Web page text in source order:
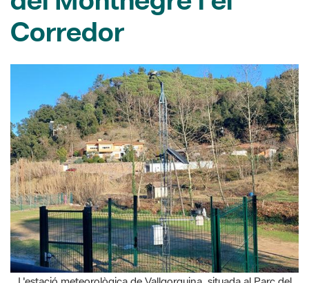
L'estació meteorològica de Vallgorguina, situada al Parc del
Montnegre i el Corredor. © Meteoguilleries
21/05/2026